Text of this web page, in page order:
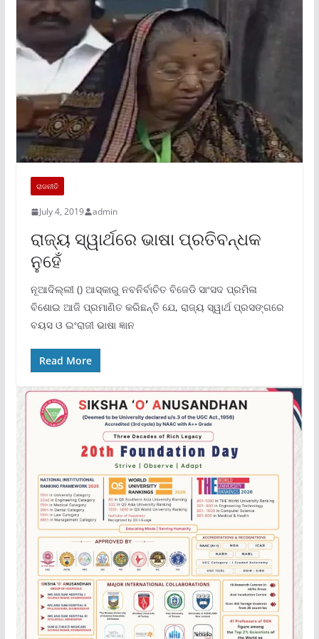
ରାଜନୀତି
July 4, 2019 admin
ରାଜ୍ୟ ସ୍ୱାର୍ଥରେ ଭାଷା ପ୍ରତିବନ୍ଧକ
ନୁହେଁ
ନୂଆଦିଲ୍ଲୀ () ଆସ୍କାରୁ ନବନିର୍ବାଚିତ ବିଜେଡି ସାଂସଦ ପ୍ରମିଳା
ବିଶୋଇ ଆଜି ପ୍ରମାଣିତ କରିଛନ୍ତି ଯେ, ରାଜ୍ୟ ସ୍ୱାର୍ଥ ପ୍ରସଙ୍ଗରେ
ବୟସ ଓ ଇଂରାଜୀ ଭାଷା ଜ୍ଞାନ
Read More